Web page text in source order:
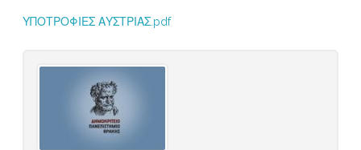
ΥΠΟΤΡΟΦΙΕΣ ΑΥΣΤΡΙΑΣ.pdf